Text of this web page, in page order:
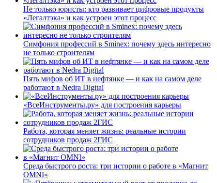
Не только юристы: кто развивает цифровые продукты
«Легалтэка» и как устроен этот процесс
Симфония профессий в Sminex: почему здесь интересно
не только строителям
Пять мифов об ИТ в нефтянке — и как на самом деле
работают в Nedra Digital
«ВсеИнструменты.ру» для построения карьеры
Работа, которая меняет жизнь: реальные истории
сотрудников продаж 2ГИС
Среда быстрого роста: три истории о работе в «Магнит
OMNI»